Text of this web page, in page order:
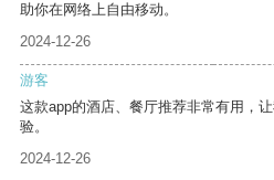
助你在网络上自由移动。
2024-12-26
游客
这款app的酒店、餐厅推荐非常有用，
验。
2024-12-26